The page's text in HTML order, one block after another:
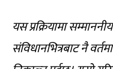
यस प्रक्रियामा
संविधानभित्रबाट नै